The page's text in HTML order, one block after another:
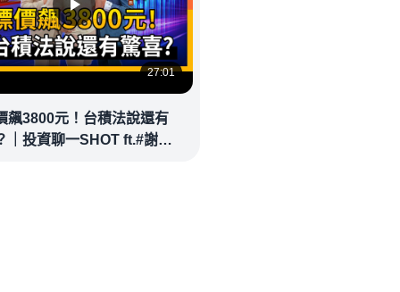
27:01
飆3800元！台積法說還有
｜投資聊一SHOT ft.#謝晨